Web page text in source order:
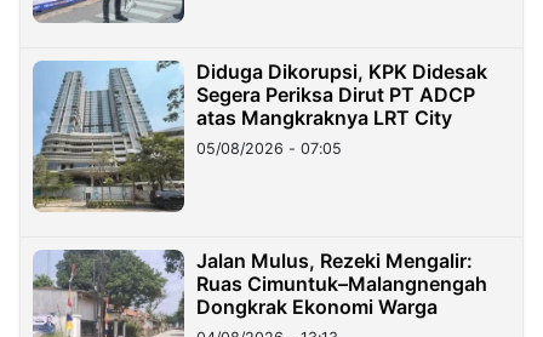
Diduga Dikorupsi, KPK Didesak
Segera Periksa Dirut PT ADCP
atas Mangkraknya LRT City
05/08/2026 - 07:05
Jalan Mulus, Rezeki Mengalir:
Ruas Cimuntuk–Malangnengah
Dongkrak Ekonomi Warga